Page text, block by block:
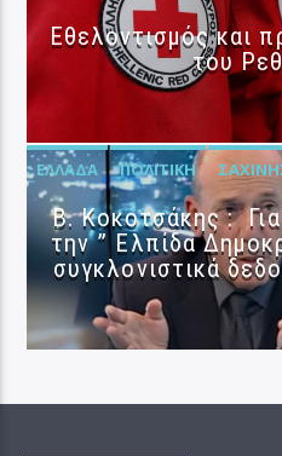
Εθελοντισμός και
του
ΕΛΛΆΔΑ ΠΟΛΙΤΙΚΉ
Β. Κοκοτσάκης :
την ” Ελπίδα
συγκλονιστικά